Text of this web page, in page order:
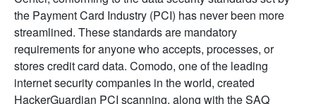
the Payment Card Industry (PCI) has never been more
streamlined. These standards are mandatory
requirements for anyone who accepts, processes, or
stores credit card data. Comodo, one of the leading
internet security companies in the world, created
HackerGuardian PCI scanning, along with the SAQ